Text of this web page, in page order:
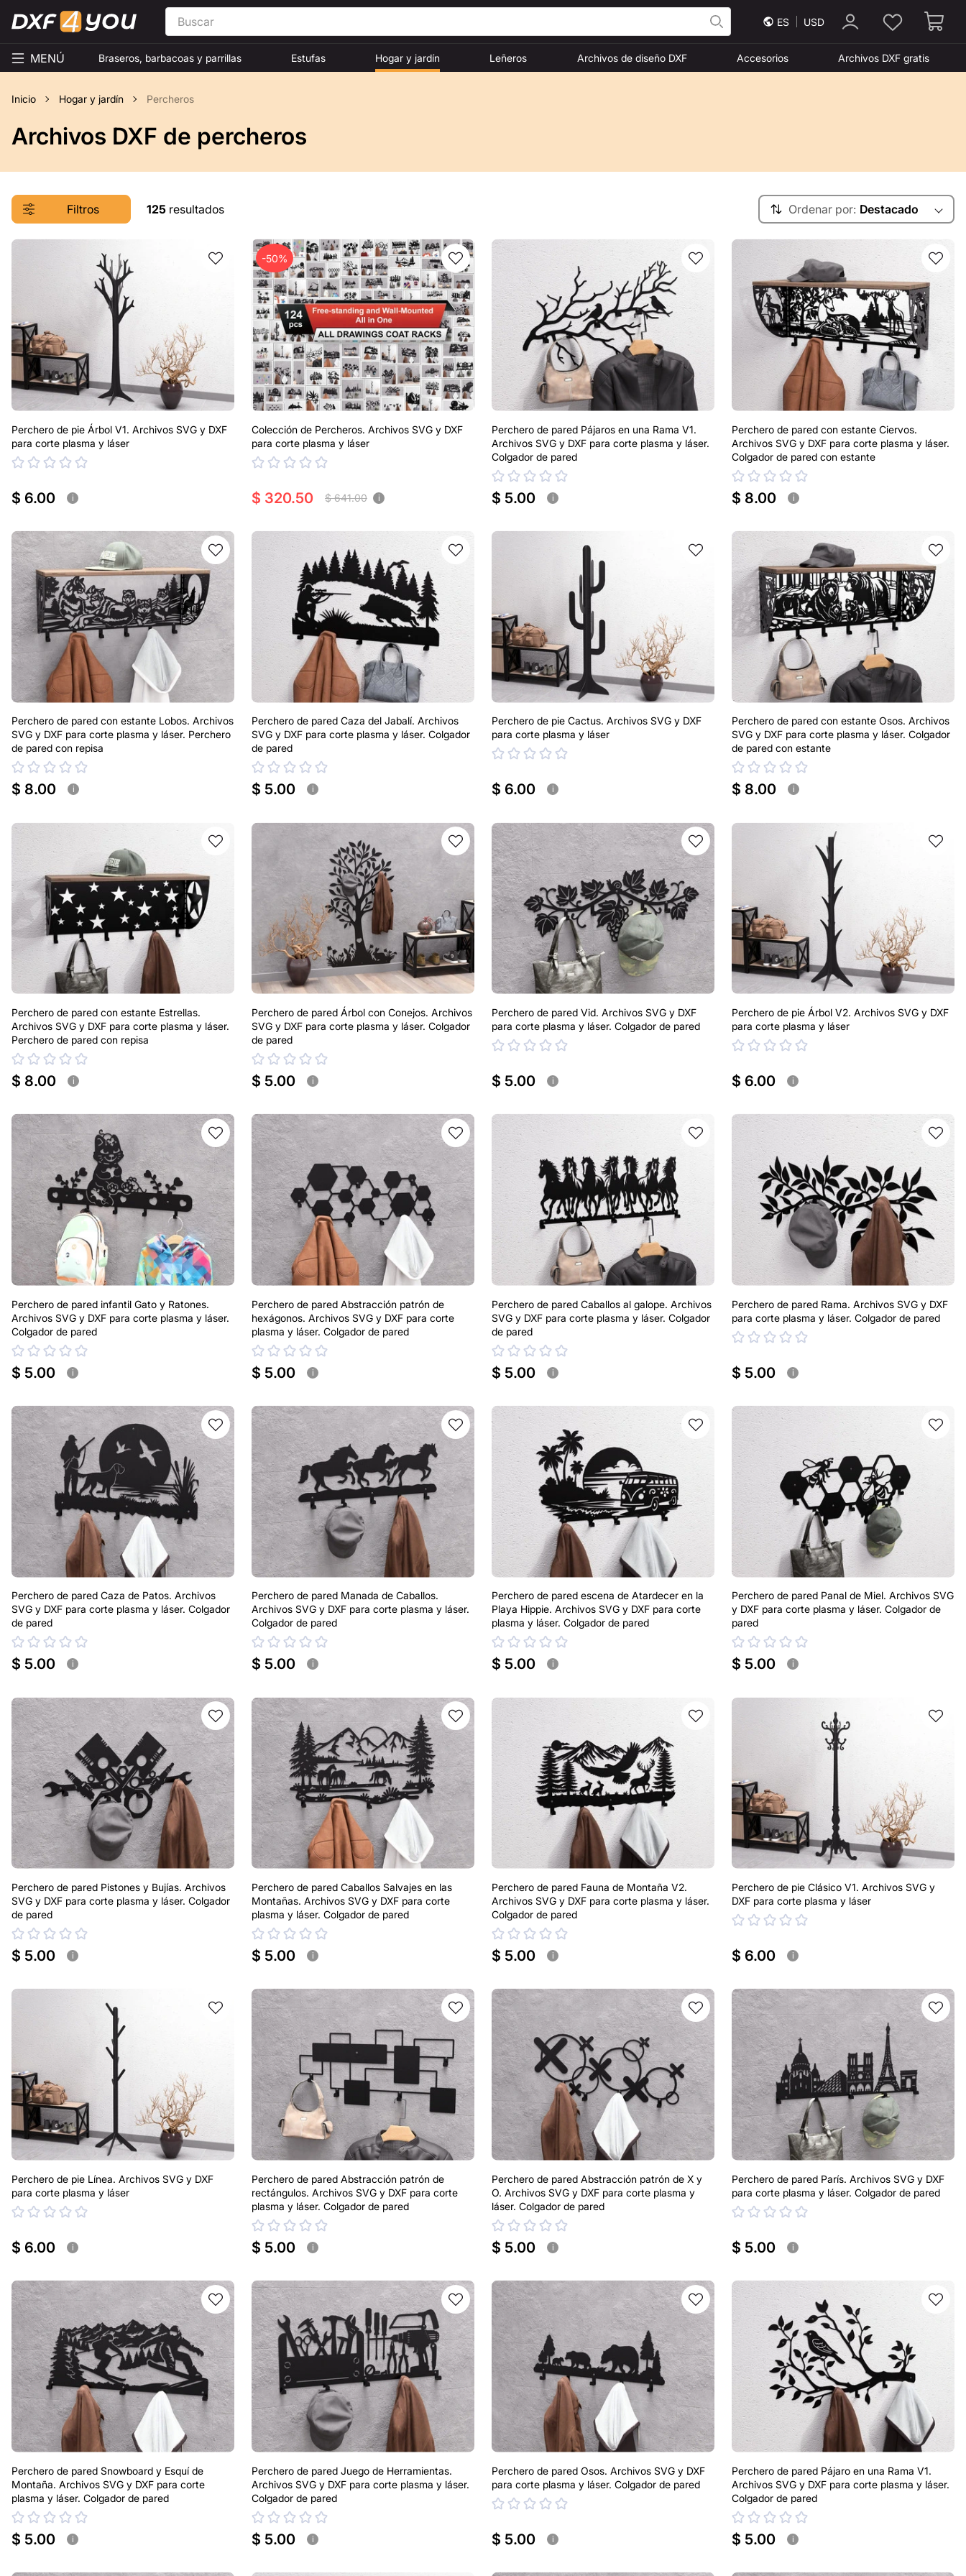
ES USD
MENÚ Braseros, barbacoas y parrillas Estufas Hogar y jardín Leñeros Archivos de diseño DXF Accesorios Archivos DXF gratis
Inicio Hogar y jardín Percheros
Archivos DXF de percheros
Filtros 125 resultados Ordenar por: Destacado
Perchero de pie Árbol V1. Archivos SVG y DXF
para corte plasma y láser
$ 6.00 i
-50%
Colección de Percheros. Archivos SVG y DXF
para corte plasma y láser
$ 320.50 $ 641.00 i
Perchero de pared Pájaros en una Rama V1.
Archivos SVG y DXF para corte plasma y láser.
Colgador de pared
$ 5.00 i
Perchero de pared con estante Ciervos.
Archivos SVG y DXF para corte plasma y láser.
Colgador de pared con estante
$ 8.00 i
Perchero de pared con estante Lobos. Archivos
SVG y DXF para corte plasma y láser. Perchero
de pared con repisa
$ 8.00 i
Perchero de pared Caza del Jabalí. Archivos
SVG y DXF para corte plasma y láser. Colgador
de pared
$ 5.00 i
Perchero de pie Cactus. Archivos SVG y DXF
para corte plasma y láser
$ 6.00 i
Perchero de pared con estante Osos. Archivos
SVG y DXF para corte plasma y láser. Colgador
de pared con estante
$ 8.00 i
Perchero de pared con estante Estrellas.
Archivos SVG y DXF para corte plasma y láser.
Perchero de pared con repisa
$ 8.00 i
Perchero de pared Árbol con Conejos. Archivos
SVG y DXF para corte plasma y láser. Colgador
de pared
$ 5.00 i
Perchero de pared Vid. Archivos SVG y DXF
para corte plasma y láser. Colgador de pared
$ 5.00 i
Perchero de pie Árbol V2. Archivos SVG y DXF
para corte plasma y láser
$ 6.00 i
Perchero de pared infantil Gato y Ratones.
Archivos SVG y DXF para corte plasma y láser.
Colgador de pared
$ 5.00 i
Perchero de pared Abstracción patrón de
hexágonos. Archivos SVG y DXF para corte
plasma y láser. Colgador de pared
$ 5.00 i
Perchero de pared Caballos al galope. Archivos
SVG y DXF para corte plasma y láser. Colgador
de pared
$ 5.00 i
Perchero de pared Rama. Archivos SVG y DXF
para corte plasma y láser. Colgador de pared
$ 5.00 i
Perchero de pared Caza de Patos. Archivos
SVG y DXF para corte plasma y láser. Colgador
de pared
$ 5.00 i
Perchero de pared Manada de Caballos.
Archivos SVG y DXF para corte plasma y láser.
Colgador de pared
$ 5.00 i
Perchero de pared escena de Atardecer en la
Playa Hippie. Archivos SVG y DXF para corte
plasma y láser. Colgador de pared
$ 5.00 i
Perchero de pared Panal de Miel. Archivos SVG
y DXF para corte plasma y láser. Colgador de
pared
$ 5.00 i
Perchero de pared Pistones y Bujías. Archivos
SVG y DXF para corte plasma y láser. Colgador
de pared
$ 5.00 i
Perchero de pared Caballos Salvajes en las
Montañas. Archivos SVG y DXF para corte
plasma y láser. Colgador de pared
$ 5.00 i
Perchero de pared Fauna de Montaña V2.
Archivos SVG y DXF para corte plasma y láser.
Colgador de pared
$ 5.00 i
Perchero de pie Clásico V1. Archivos SVG y
DXF para corte plasma y láser
$ 6.00 i
Perchero de pie Línea. Archivos SVG y DXF
para corte plasma y láser
$ 6.00 i
Perchero de pared Abstracción patrón de
rectángulos. Archivos SVG y DXF para corte
plasma y láser. Colgador de pared
$ 5.00 i
Perchero de pared Abstracción patrón de X y
O. Archivos SVG y DXF para corte plasma y
láser. Colgador de pared
$ 5.00 i
Perchero de pared París. Archivos SVG y DXF
para corte plasma y láser. Colgador de pared
$ 5.00 i
Perchero de pared Snowboard y Esquí de
Montaña. Archivos SVG y DXF para corte
plasma y láser. Colgador de pared
$ 5.00 i
Perchero de pared Juego de Herramientas.
Archivos SVG y DXF para corte plasma y láser.
Colgador de pared
$ 5.00 i
Perchero de pared Osos. Archivos SVG y DXF
para corte plasma y láser. Colgador de pared
$ 5.00 i
Perchero de pared Pájaro en una Rama V1.
Archivos SVG y DXF para corte plasma y láser.
Colgador de pared
$ 5.00 i